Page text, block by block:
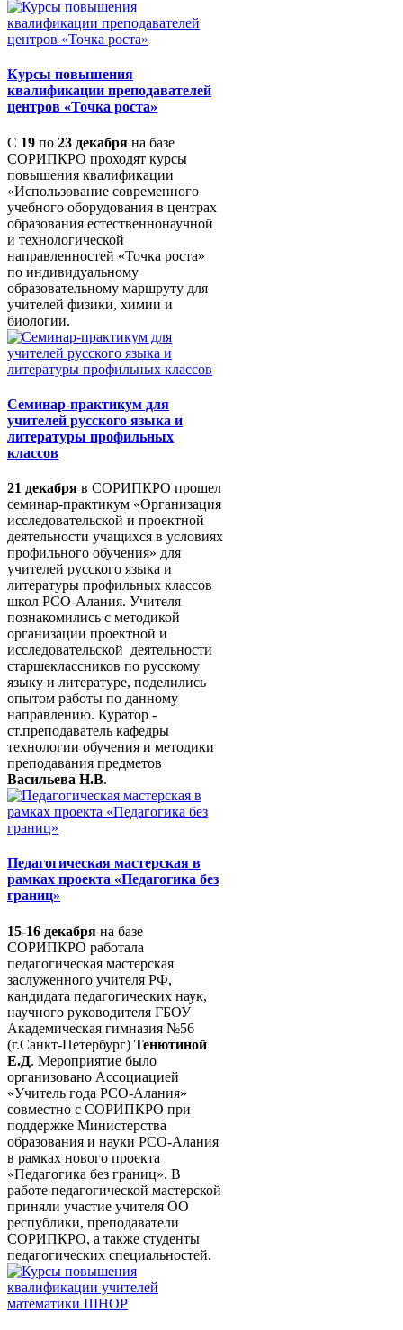
Курсы повышения
квалификации преподавателей
центров «Точка роста»
С 19 по 23 декабря на базе
СОРИПКРО проходят курсы
повышения квалификации
«Использование современного
учебного оборудования в центрах
образования естественнонаучной
и технологической
направленностей «Точка роста»
по индивидуальному
образовательному маршруту для
учителей физики, химии и
биологии.
Семинар-практикум для
учителей русского языка и
литературы профильных
классов
21 декабря в СОРИПКРО прошел
семинар-практикум «Организация
исследовательской и проектной
деятельности учащихся в условиях
профильного обучения» для
учителей русского языка и
литературы профильных классов
школ РСО-Алания. Учителя
познакомились с методикой
организации проектной и
исследовательской деятельности
старшеклассников по русскому
языку и литературе, поделились
опытом работы по данному
направлению. Куратор -
ст.преподаватель кафедры
технологии обучения и методики
преподавания предметов
Васильева Н.В.
Педагогическая мастерская в
рамках проекта «Педагогика без
границ»
15-16 декабря на базе
СОРИПКРО работала
педагогическая мастерская
заслуженного учителя РФ,
кандидата педагогических наук,
научного руководителя ГБОУ
Академическая гимназия №56
(г.Санкт-Петербург) Тенютиной
Е.Д. Мероприятие было
организовано Ассоциацией
«Учитель года РСО-Алания»
совместно с СОРИПКРО при
поддержке Министерства
образования и науки РСО-Алания
в рамках нового проекта
«Педагогика без границ». В
работе педагогической мастерской
приняли участие учителя ОО
республики, преподаватели
СОРИПКРО, а также студенты
педагогических специальностей.